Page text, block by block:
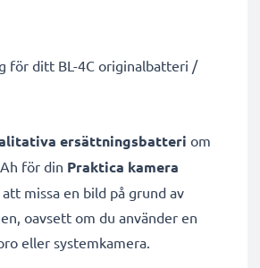
för ditt BL-4C originalbatteri /
ersättningsbatteri om
för din Praktica kamera
missa en bild på grund av
oavsett om du använder en
eller systemkamera.